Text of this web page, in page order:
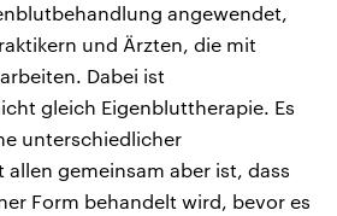
angewendet,
und Ärzten, die mit
Dabei ist
gleich Eigenbluttherapie. Es
unterschiedlicher
allen gemeinsam aber ist, dass
Form behandelt wird, bevor es